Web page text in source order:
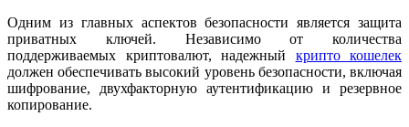
Одним из главных аспектов безопасности является защита
приватных ключей. Независимо от количества
поддерживаемых криптовалют, надежный крипто кошелек
должен обеспечивать высокий уровень безопасности, включая
шифрование, двухфакторную аутентификацию и резервное
копирование.